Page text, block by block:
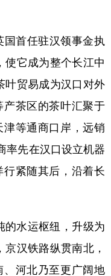
首任驻汉领事金执
使它成为整个长江中
叶贸易成为汉口对外
产茶区的茶叶汇聚于
等通商口岸，远销
率先在汉口设立机器
紧随其后，沿着长
水运枢纽，升级为
汉铁路纵贯南北，
河北乃至更广阔地